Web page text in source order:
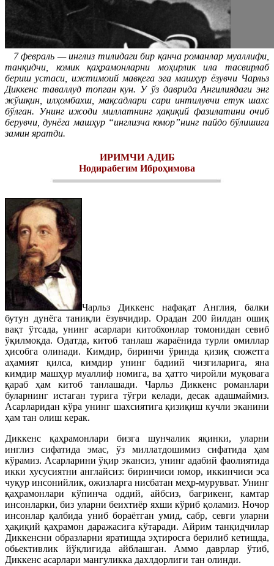
7 февраль — инглиз тилидаги бир қанча романлар муаллифи,
танқидчи, комик қаҳрамонларни моҳирлик ила тасвирлаб
бериш устаси, ижтимоий мавқега эга машҳур ёзувчи Чарльз
Диккенс таваллуд топган кун. У ўз даврида Ангилиядаги энг
жўшқин, илҳомбахш, мақсадлари сари интилувчи етук шахс
бўлган. Унинг ижоди миллатнинг ҳақиқий фазилатини очиб
берувчи, дунёга машҳур “инглизча юмор”нинг пайдо бўлишига
замин яратди.
ИРИМЧИ АДИБ
Нодирабегим Иброҳимова
Чарльз Диккенс нафақат Англия, балки
бутун дунёга таниқли ёзувчидир. Орадан 200 йилдан ошиқ
вақт ўтсада, унинг асарлари китобхонлар томонидан севиб
ўқилмоқда. Одатда, китоб танлаш жараёнида турли омиллар
ҳисобга олинади. Кимдир, биринчи ўринда қизиқ сюжетга
аҳамият қилса, кимдир унинг бадиий чизгиларига, яна
кимдир машҳур муаллиф номига, ва ҳатто чиройли муқовага
қараб ҳам китоб танлашади. Чарльз Диккенс романлари
буларнинг истаган турига тўғри келади, десак адашмаймиз.
Асарларидан кўра унинг шахсиятига қизиқиш кучли эканини
ҳам тан олиш керак.
Диккенс қаҳрамонлари бизга шунчалик яқинки, уларни
инглиз сифатида эмас, ўз миллатдошимиз сифатида ҳам
кўрамиз. Асарларини ўқир экансиз, унинг адабий фаолиятида
икки хусусиятни англайсиз: биринчиси юмор, иккинчиси эса
чуқур инсонийлик, ожизларга нисбатан меҳр-мурувват. Унинг
қаҳрамонлари кўпинча оддий, айбсиз, бағрикенг, камтар
инсонларки, биз уларни беихтиёр яхши кўриб қоламиз. Ночор
инсонлар қалбида униб бораётган умид, сабр, севги уларни
ҳақиқий қаҳрамон даражасига кўтаради. Айрим танқидчилар
Диккенсни образларни яратишда эҳтиросга берилиб кетишда,
обьективлик йўқлигида айблашган. Аммо даврлар ўтиб,
Диккенс асарлари мангуликка дахлдорлиги тан олинди.